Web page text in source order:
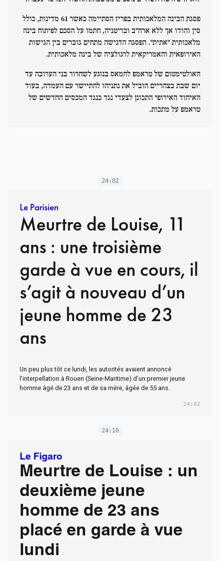
פסגת הבינה המלאכותית בפריז הסתיימה כאשר 61 מדינות, כולל
סין והודו אך ללא ארה"ב ובריטניה, חתמו על הסכם לפיתוח בינה
מלאכותית "אתית". הפסגה הדגישה מתחים גוברים בין הגישות
האירופאית והאמריקאית לרגולציה של בינה מלאכותית.
האולטימטום של טראמפ לחמאס בנוגע לשחרור בני הערובה עד
יום שבת בצהריים הוביל את נתניהו להתיישר עם העמדה, בעוד
האיחוד האירופי התכונן לצעדי נגד כנגד המכסים החדשים של
טראמפ על מתכות.
24:02
Le Parisien
Meurtre de Louise, 11
ans : une troisième
garde à vue en cours, il
s’agit à nouveau d’un
jeune homme de 23
ans
Un peu plus tôt ce lundi, les autorités avaient annoncé
l’interpellation à Rouen (Seine-Maritime) d’un premier jeune
homme âgé de 23 ans et de sa mère, âgée de 55 ans.
24:02
24:10
Le Figaro
Meurtre de Louise : un
deuxième jeune
homme de 23 ans
placé en garde à vue
lundi